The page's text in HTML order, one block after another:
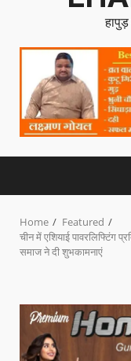
Home
Featured
चीन में एशियाई पावरलिफ्टिंग
समाज ने दी शुभकामनाएं